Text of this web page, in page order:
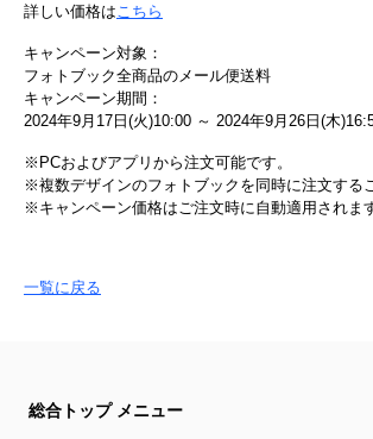
詳しい価格はこちら
キャンペーン対象：
フォトブック全商品のメール便送料
キャンペーン期間：
2024年9月17日(火)10:00 ～ 2024年9月26日(木
※PCおよびアプリから注文可能です。
※複数デザインのフォトブックを同時に注文する
※キャンペーン価格はご注文時に自動適用されます
一覧に戻る
総合トップ メニュー